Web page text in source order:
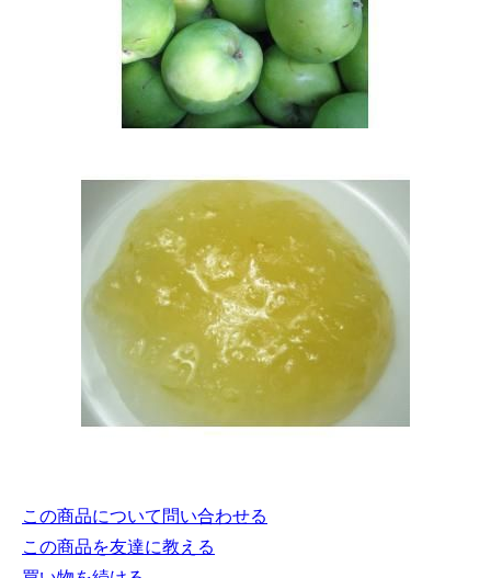
この商品について問い合わせる
この商品を友達に教える